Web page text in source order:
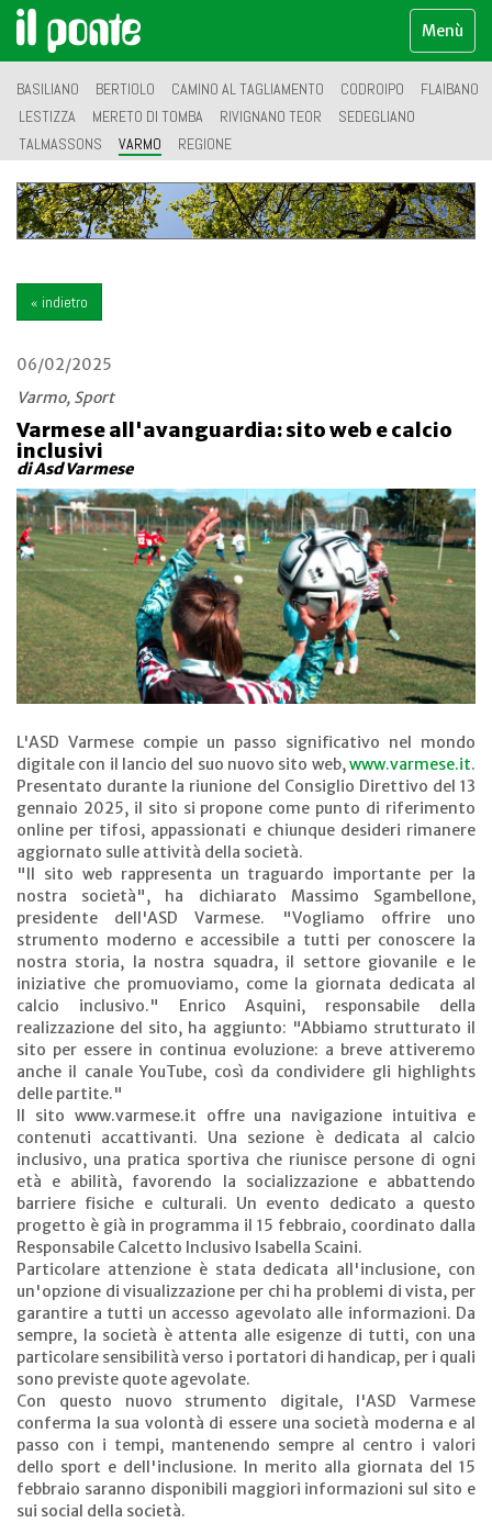
Menù
BASILIANO BERTIOLO CAMINO AL TAGLIAMENTO CODROIPO
FLAIBANO
LESTIZZA
MERETO DI TOMBA RIVIGNANO TEOR
SEDEGLIANO
TALMASSONS
VARMO REGIONE
« indietro
06/02/2025
Varmo, Sport
Varmese all'avanguardia: sito web e calcio
inclusivi
di Asd Varmese
L'ASD Varmese compie un passo significativo nel mondo
digitale con il lancio del suo nuovo sito web,www.varmese.it.
Presentato durante la riunione del Consiglio Direttivo del 13
gennaio 2025, il sito si propone come punto di riferimento
online per tifosi, appassionati e chiunque desideri rimanere
aggiornato sulle attività della società.
"Il sito web rappresenta un traguardo importante per la
nostra società", ha dichiarato Massimo Sgambellone,
presidente dell'ASD Varmese. "Vogliamo offrire uno
strumento moderno e accessibile a tutti per conoscere la
nostra storia, la nostra squadra, il settore giovanile e le
iniziative che promuoviamo, come la giornata dedicata al
calcio inclusivo." Enrico Asquini, responsabile della
realizzazione del sito, ha aggiunto: "Abbiamo strutturato il
sito per essere in continua evoluzione: a breve attiveremo
anche il canale YouTube, così da condividere gli highlights
delle partite."
Il sito www.varmese.it offre una navigazione intuitiva e
contenuti accattivanti. Una sezione è dedicata al calcio
inclusivo, una pratica sportiva che riunisce persone di ogni
età e abilità, favorendo la socializzazione e abbattendo
barriere fisiche e culturali. Un evento dedicato a questo
progetto è già in programma il 15 febbraio, coordinato dalla
Responsabile Calcetto Inclusivo Isabella Scaini.
Particolare attenzione è stata dedicata all'inclusione, con
un'opzione di visualizzazione per chi ha problemi di vista, per
garantire a tutti un accesso agevolato alle informazioni. Da
sempre, la società è attenta alle esigenze di tutti, con una
particolare sensibilità verso i portatori di handicap, per i quali
sono previste quote agevolate.
Con questo nuovo strumento digitale, l'ASD Varmese
conferma la sua volontà di essere una società moderna e al
passo con i tempi, mantenendo sempre al centro i valori
dello sport e dell'inclusione. In merito alla giornata del 15
febbraio saranno disponibili maggiori informazioni sul sito e
sui social della società.